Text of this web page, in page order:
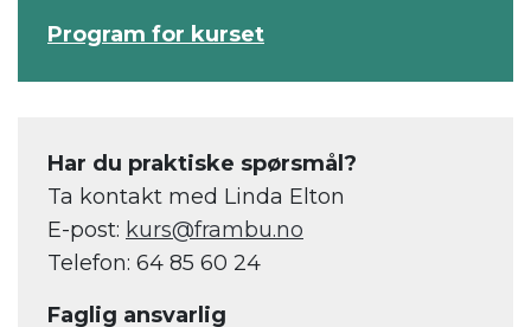
Program for kurset
Har du praktiske spørsmål?
Ta kontakt med Linda Elton
E-post: kurs@frambu.no
Telefon: 64 85 60 24
Faglig ansvarlig